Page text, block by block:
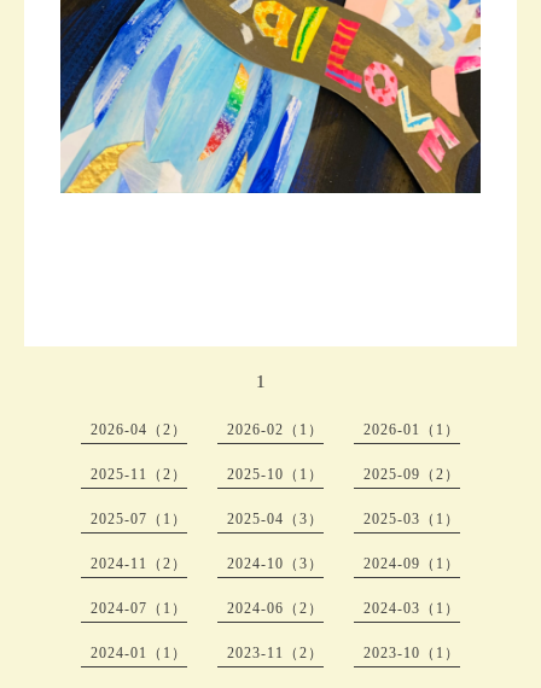
1
2026-04（2） 2026-02（1） 2026-01（1）
2025-11（2） 2025-10（1） 2025-09（2）
2025-07（1） 2025-04（3） 2025-03（1）
2024-11（2） 2024-10（3） 2024-09（1）
2024-07（1） 2024-06（2） 2024-03（1）
2024-01（1） 2023-11（2） 2023-10（1）